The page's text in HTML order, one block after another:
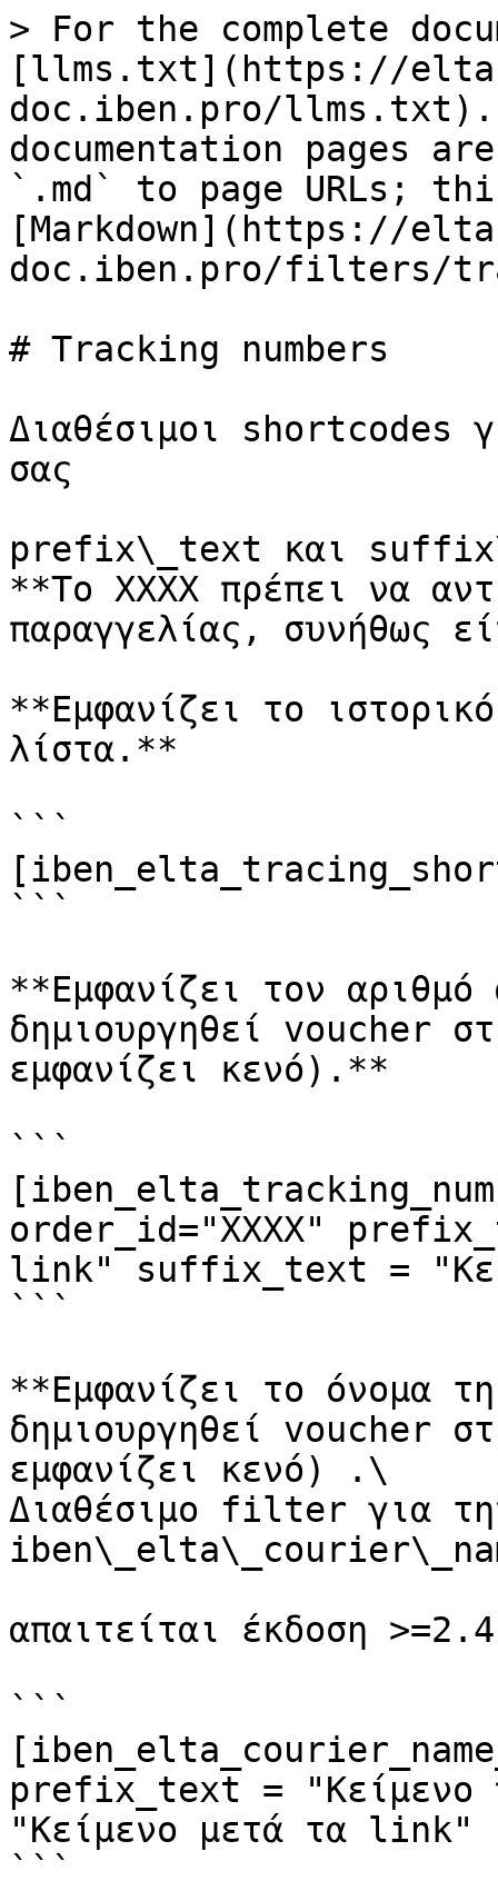
> For the complete
[llms.txt](https://
doc.iben.pro/llms.txt).
documentation pages
`.md` to page URLs;
[Markdown](https://
doc.iben.pro/filters/
# Tracking numbers
Διαθέσιμοι shortcodes
σας
prefix\_text και
**Το ΧΧΧΧ πρέπει να
παραγγελίας, συνήθως
**Εμφανίζει το
λίστα.**
```
```
**Εμφανίζει τον αριθμό
δημιουργηθεί voucher
εμφανίζει κενό).**
```
order_id="ΧΧΧΧ"
link" suffix_text =
```
**Εμφανίζει το όνομα
δημιουργηθεί voucher
εμφανίζει κενό) .\
Διαθέσιμο filter για
απαιτείται έκδοση
```
prefix_text =
"Κείμενο μετά τα link"
```